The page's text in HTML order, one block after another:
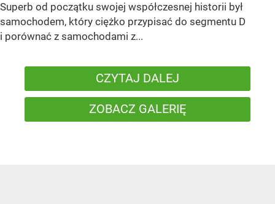
Superb od początku swojej współczesnej historii był
samochodem, który ciężko przypisać do segmentu D
i porównać z samochodami z...
CZYTAJ DALEJ
ZOBACZ GALERIĘ